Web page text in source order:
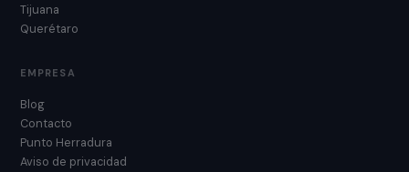
Tijuana
Querétaro
EMPRESA
Blog
Contacto
Punto Herradura
Aviso de privacidad